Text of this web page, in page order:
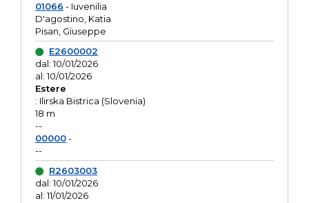
01066 - Iuvenilia
D'agostino, Katia
Pisan, Giuseppe
E2600002
dal: 10/01/2026
al: 10/01/2026
Estere
: Ilirska Bistrica (Slovenia)
18 m
--
00000-
--
R2603003
dal: 10/01/2026
al: 11/01/2026